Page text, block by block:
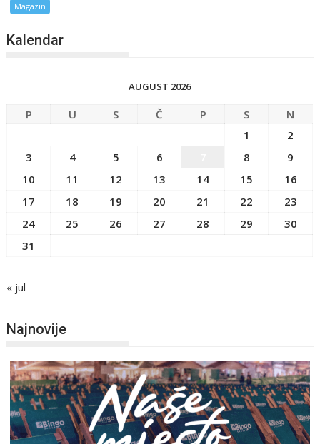
Magazin
Kalendar
AUGUST 2026
P U S Č P S
N
1
2
3
4 5 6 8
9
10
11 12 13 14 15
16
17
18 19 20 21 22
23
24
25 26 27 28 29
30
31
« jul
Najnovije